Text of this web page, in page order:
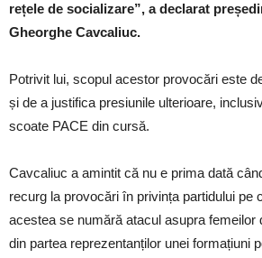
rețele de socializare”, a declarat
Gheorghe Cavcaliuc.
Potrivit lui, scopul acestor provocări este
și de a justifica presiunile ulterioare,
scoate PACE din cursă.
Cavcaliuc a amintit că nu e prima dată
recurg la provocări în privința partidului pe
acestea se numără atacul asupra femeilor
din partea reprezentanților unei formațiuni